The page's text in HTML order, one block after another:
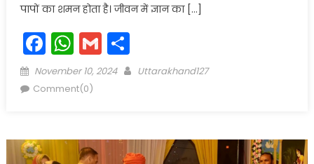
पापों का शमन होता है। जीवन में ज्ञान का […]
Facebook
WhatsApp
GmailShare
Posted
on
November 10, 2024 Author
Uttarakhand127
Comment(0)